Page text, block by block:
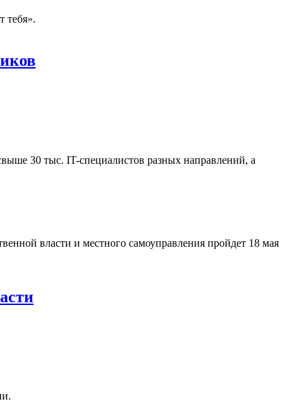
тебя».
30 тыс. IT-специалистов разных направлений, а
власти и местного самоуправления пройдет 18 мая